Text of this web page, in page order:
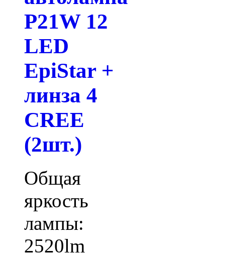
P21W 12
LED
EpiStar +
линза 4
CREE
(2шт.)
Общая
яркость
лампы:
2520lm